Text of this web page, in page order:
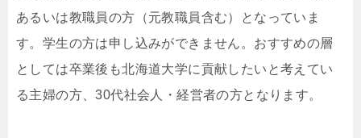
あるいは教職員の方（元教職員含む）となっていま
す。学生の方は申し込みができません。おすすめの層
としては卒業後も北海道大学に貢献したいと考えてい
る主婦の方、30代社会人・経営者の方となります。